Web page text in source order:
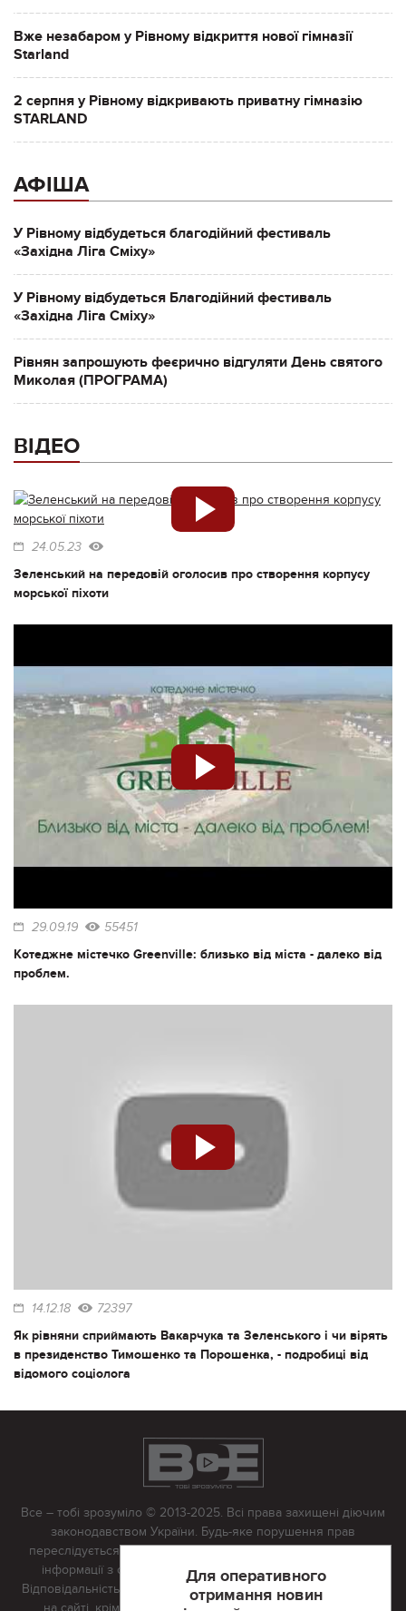
Вже незабаром у Рівному відкриття нової гімназії
Starland
2 серпня у Рівному відкривають приватну гімназію
STARLAND
АФІША
У Рівному відбудеться благодійний фестиваль
«Західна Ліга Сміху»
У Рівному відбудеться Благодійний фестиваль
«Західна Ліга Сміху»
Рівнян запрошують феєрично відгуляти День святого
Миколая (ПРОГРАМА)
ВІДЕО
24.05.23
Зеленський на передовій оголосив про створення корпусу
морської піхоти
29.09.19 55451
Котеджне містечко Greenville: близько від міста - далеко від
проблем.
14.12.18 72397
Як рівняни сприймають Вакарчука та Зеленського і чи вірять
в президенство Тимошенко та Порошенка, - подробиці від
відомого соціолога
Для оперативного
отримання новин
Все – тобі зрозуміло © 2013-2025. Всі права захищені діючим
законодавством України. Будь-яке порушення прав
переслідується в судовому порядку. Будь-яке відтворення
інформації з сайту тільки з письмово дозволу редакції.
Відповідальність за достовірність усіх матеріалів, розміщених
на сайті, крім матеріалів, які містять посилання на інші